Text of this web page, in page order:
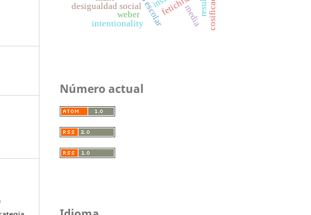
desigualdad social
weber media
intentionality
Número actual